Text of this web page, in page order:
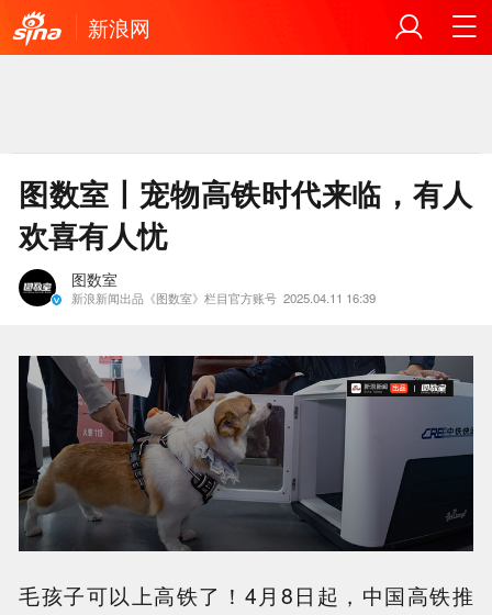
新浪网
图数室丨宠物高铁时代来临，有人
欢喜有人忧
图数室
新浪新闻出品《图数室》栏目官方账号 2025.04.11 16:39
毛孩子可以上高铁了！ 4月8日起，中国高铁推